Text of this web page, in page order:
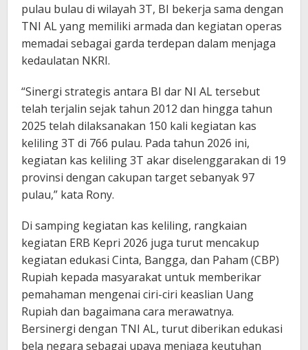
pulau bulau di wilayah 3T, BI bekerja sama dengan
TNI AL yang memiliki armada dan kegiatan operas
memadai sebagai garda terdepan dalam menjaga
kedaulatan NKRI.
“Sinergi strategis antara BI dar NI AL tersebut
telah terjalin sejak tahun 2012 dan hingga tahun
2025 telah dilaksanakan 150 kali kegiatan kas
keliling 3T di 766 pulau. Pada tahun 2026 ini,
kegiatan kas keliling 3T akar diselenggarakan di 19
provinsi dengan cakupan target sebanyak 97
pulau,” kata Rony.
Di samping kegiatan kas keliling, rangkaian
kegiatan ERB Kepri 2026 juga turut mencakup
kegiatan edukasi Cinta, Bangga, dan Paham (CBP)
Rupiah kepada masyarakat untuk memberikar
pemahaman mengenai ciri-ciri keaslian Uang
Rupiah dan bagaimana cara merawatnya.
Bersinergi dengan TNI AL, turut diberikan edukasi
bela negara sebagai upaya menjaga keutuhan